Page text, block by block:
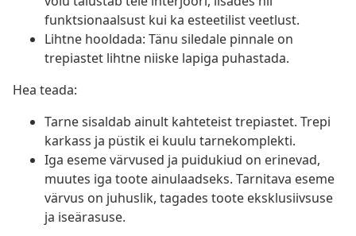
funktsionaalsust kui ka esteetilist veetlust.
Lihtne hooldada: Tänu siledale pinnale on
trepiastet lihtne niiske lapiga puhastada.
Hea teada:
Tarne sisaldab ainult kahteteist trepiastet. Trepi
karkass ja püstik ei kuulu tarnekomplekti.
Iga eseme värvused ja puidukiud on erinevad,
muutes iga toote ainulaadseks. Tarnitava eseme
värvus on juhuslik, tagades toote eksklusiivsuse
ja iseärasuse.